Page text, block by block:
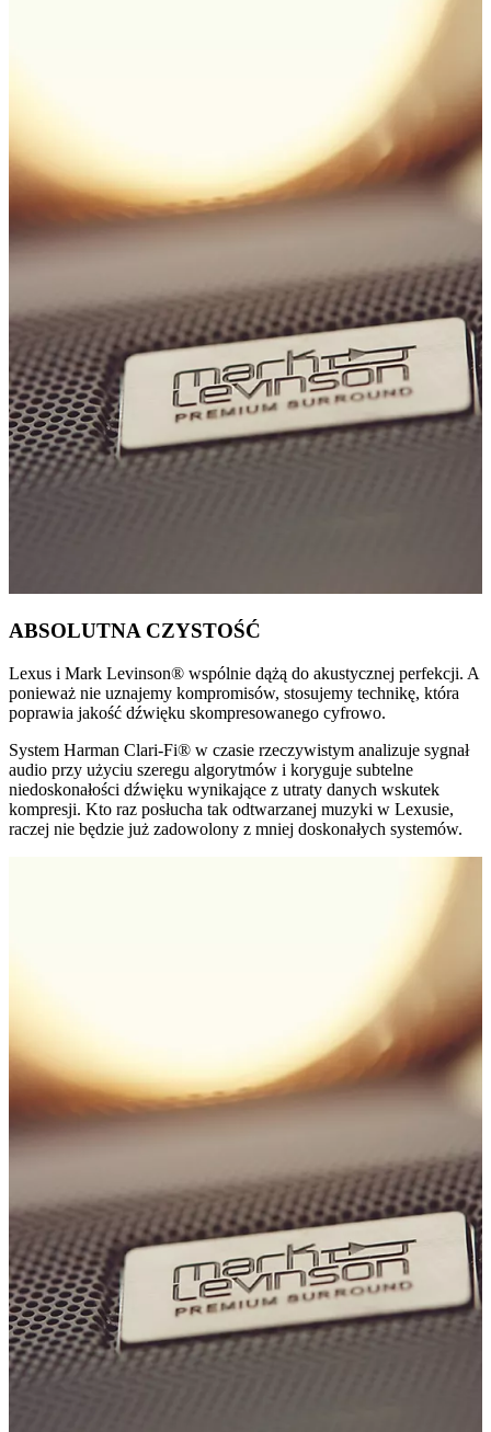
ABSOLUTNA CZYSTOŚĆ
Lexus i Mark Levinson® wspólnie dążą do akustycznej perfekcji. A
ponieważ nie uznajemy kompromisów, stosujemy technikę, która
poprawia jakość dźwięku skompresowanego cyfrowo.
System Harman Clari-Fi® w czasie rzeczywistym analizuje sygnał
audio przy użyciu szeregu algorytmów i koryguje subtelne
niedoskonałości dźwięku wynikające z utraty danych wskutek
kompresji. Kto raz posłucha tak odtwarzanej muzyki w Lexusie,
raczej nie będzie już zadowolony z mniej doskonałych systemów.